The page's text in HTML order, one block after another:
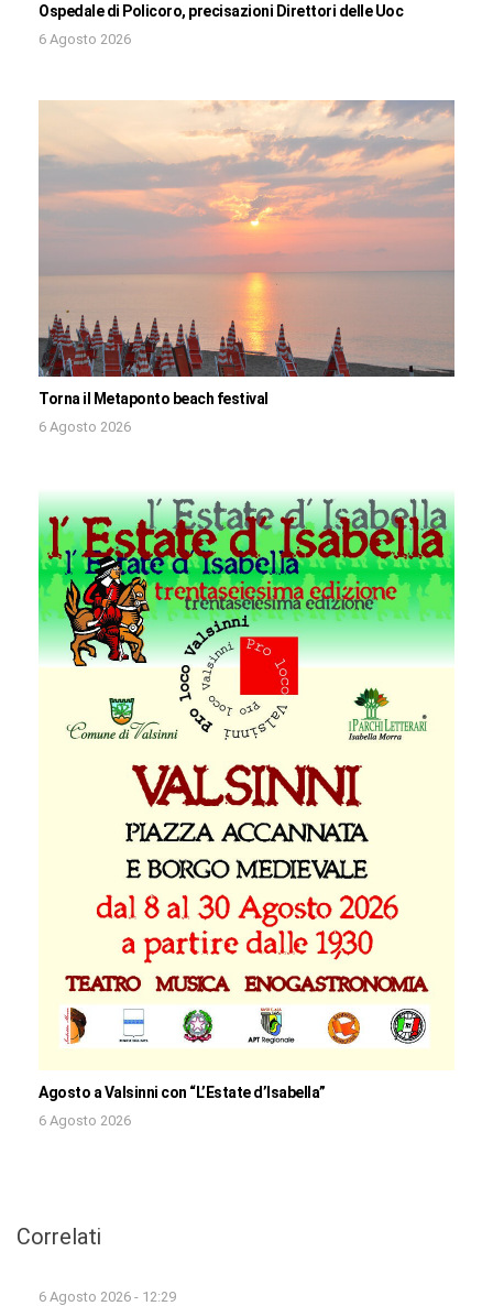
Ospedale di Policoro, precisazioni Direttori delle Uoc
6 Agosto 2026
Torna il Metaponto beach festival
6 Agosto 2026
Agosto a Valsinni con “L’Estate d’Isabella”
6 Agosto 2026
Correlati
6 Agosto 2026 - 12:29